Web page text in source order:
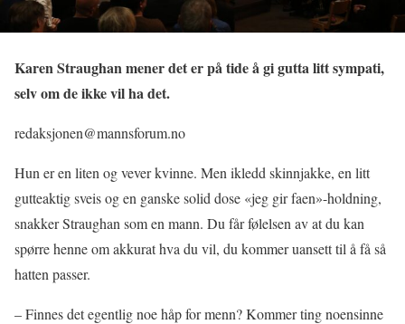
Karen Straughan mener det er på tide å gi gutta litt sympati,
selv om de ikke vil ha det.
redaksjonen@mannsforum.no
Hun er en liten og vever kvinne. Men ikledd skinnjakke, en litt
gutteaktig sveis og en ganske solid dose «jeg gir faen»-holdning,
snakker Straughan som en mann. Du får følelsen av at du kan
spørre henne om akkurat hva du vil, du kommer uansett til å få så
hatten passer.
– Finnes det egentlig noe håp for menn? Kommer ting noensinne